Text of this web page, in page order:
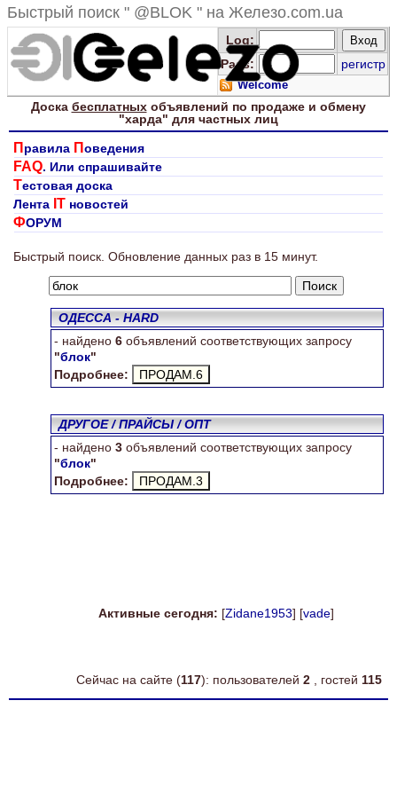
Быстрый поиск " @BLOK " на Железо.com.ua
Log:
Pass:
регистр
Welcome
Доска бесплатныхобъявлений по продаже и обмену
"харда" для частных лиц
П равила Поведения
FAQ. Или спрашивайте
Тестовая доска
Лента IT новостей
ФОРУМ
Ищем "блок"
Быстрый поиск. Обновление данных раз в 15 минут.
ОДЕССА - HARD
- найдено 6 объявлений соответствующих запросу
"блок"
Подробнее:
ДРУГОЕ / ПРАЙСЫ / ОПТ
- найдено 3 объявлений соответствующих запросу
"блок"
Подробнее:
Активные сегодня: [Zidane1953] [vade]
Сейчас на сайте (117): пользователей 2 , гостей 115